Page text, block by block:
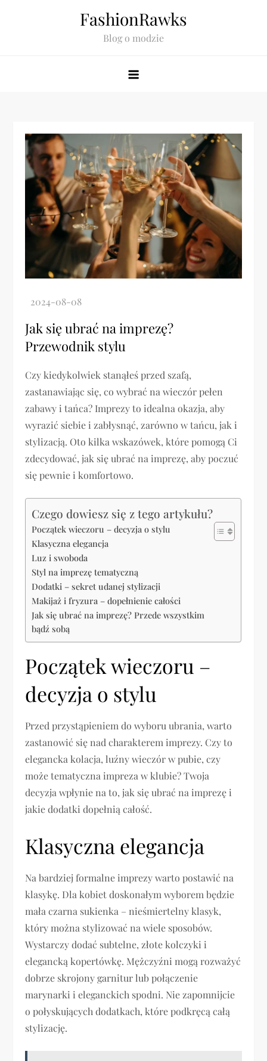
FashionRawks
Blog o modzie
Jak się ubrać na imprezę?
Przewodnik stylu
Czy kiedykolwiek stanąłeś przed szafą,
zastanawiając się, co wybrać na wieczór pełen
zabawy i tańca? Imprezy to idealna okazja, aby
wyrazić siebie i zabłysnąć, zarówno w tańcu, jak i
stylizacją. Oto kilka wskazówek, które pomogą Ci
zdecydować, jak się ubrać na imprezę, aby poczuć
się pewnie i komfortowo.
Czego dowiesz się z tego artykułu?
Początek wieczoru – decyzja o stylu
Klasyczna elegancja
Luz i swoboda
Styl na imprezę tematyczną
Dodatki – sekret udanej stylizacji
Makijaż i fryzura – dopełnienie całości
Jak się ubrać na imprezę? Przede wszystkim
bądź sobą
Początek wieczoru –
decyzja o stylu
Przed przystąpieniem do wyboru ubrania, warto
zastanowić się nad charakterem imprezy. Czy to
elegancka kolacja, luźny wieczór w pubie, czy
może tematyczna impreza w klubie? Twoja
decyzja wpłynie na to, jak się ubrać na imprezę i
jakie dodatki dopełnią całość.
Klasyczna elegancja
Na bardziej formalne imprezy warto postawić na
klasykę. Dla kobiet doskonałym wyborem będzie
mała czarna sukienka – nieśmiertelny klasyk,
który można stylizować na wiele sposobów.
Wystarczy dodać subtelne, złote kolczyki i
elegancką kopertówkę. Mężczyźni mogą rozważyć
dobrze skrojony garnitur lub połączenie
marynarki i eleganckich spodni. Nie zapomnijcie
o połyskujących dodatkach, które podkręcą całą
stylizację.